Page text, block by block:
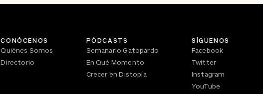
CONÓCENOS
Quiénes Somos
Directorio
PÓDCASTS
Semanario Gatopardo
En Qué Momento
Crecer en Distopía
SÍGUENOS
Facebook
Twitter
Instagram
YouTube